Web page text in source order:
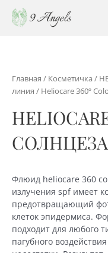
Перейти
содержимому
Главная / Косметичка /
линия / Heliocare 360º
Флюид heliocare 360
излучения spf имеет
предотвращающий
клеток эпидермиса.
подходит для любого
пагубного